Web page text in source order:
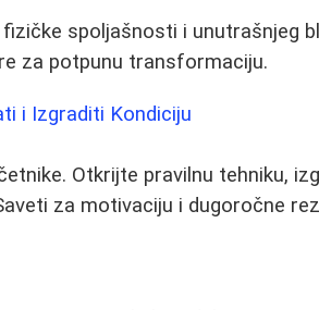
spoljašnosti i unutrašnjeg
za potpunu transformaciju.
i Izgraditi Kondiciju
Otkrijte pravilnu tehniku,
za motivaciju i dugoročne